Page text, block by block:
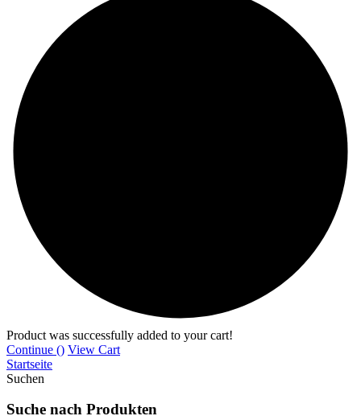
Product was successfully added to your cart!
Continue () View Cart
Startseite
Suchen
Suche nach Produkten